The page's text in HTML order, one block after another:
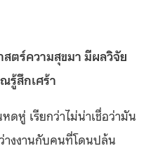
ตร์ความสุขมา มีผลวิจัย
รู้สึกเศร้า
ดหู่ เรียกว่าไม่น่าเชื่อว่ามัน
งงานกับคนที่โดนปล้น